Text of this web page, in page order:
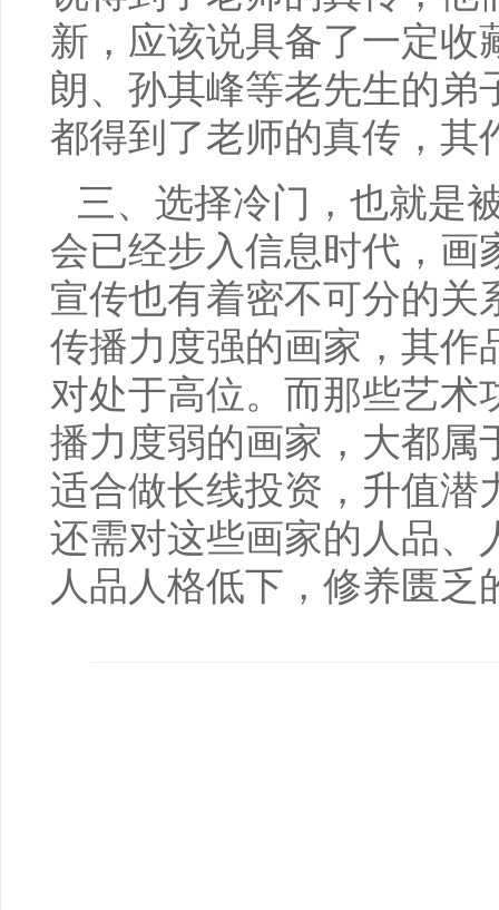
新，应该说具备了一定收
朗、孙其峰等老先生的弟
都得到了老师的真传，其
三、选择冷门，也就是
会已经步入信息时代，画
宣传也有着密不可分的关
传播力度强的画家，其作
对处于高位。而那些艺术
播力度弱的画家，大都属
适合做长线投资，升值潜
还需对这些画家的人品、
人品人格低下，修养匮乏